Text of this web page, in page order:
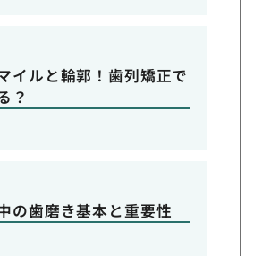
イルと輪郭！歯列矯正で
？
の歯磨き基本と重要性